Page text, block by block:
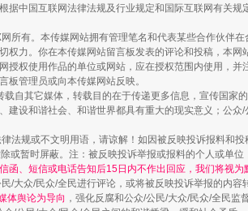
如何以同查同治破解风腐交织难题
中国互联网法律法规及行业规定和国际互联网有关规
所有。本传媒网站拥有管理笔名和代表某些合作伙伴
权力。你在本传媒网站留言板发表的评论和投稿，本
权使用作品的单位或网站，应在授权范围内使用，并
板管理员或向本传媒网站反映。
自其它媒体，转载目的在于传递更多信息，宣传国家
设和谐社会、和谐世界都具有重大的现实意义；公众
法规或不文明用语，请谅解！如因被反映投诉报料和
或暂时屏蔽。注：被反映投诉举报或报料的个人或单
函、短信或电话告知后15日内不作出回应，我们将视为
/大众/民众/全民进行评论，或将被反映投诉举报的内
体舆论为导向 ，强化反腐和公众/公民/大众/民众/全民